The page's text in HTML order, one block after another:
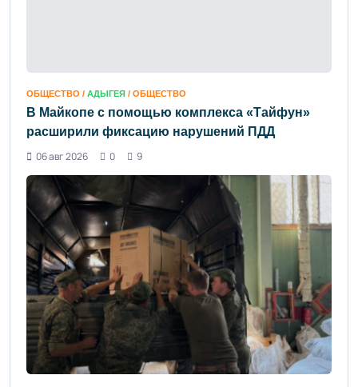
ОБЩЕСТВО / АДЫГЕЯ / ОБЩЕСТВО
В Майкопе с помощью комплекса «Тайфун»
расширили фиксацию нарушений ПДД
06 авг 2026
0 9